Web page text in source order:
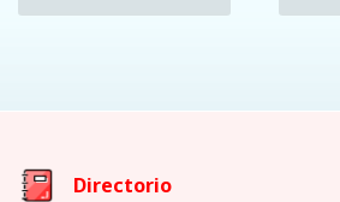
Directorio